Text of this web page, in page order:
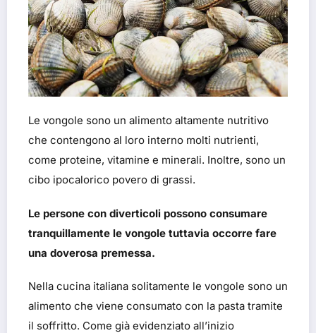
Le vongole sono un alimento altamente nutritivo
che contengono al loro interno molti nutrienti,
come proteine, vitamine e minerali. Inoltre, sono un
cibo ipocalorico povero di grassi.
Le persone con diverticoli possono consumare
tranquillamente le vongole tuttavia occorre fare
una doverosa premessa.
Nella cucina italiana solitamente le vongole sono un
alimento che viene consumato con la pasta tramite
il soffritto. Come già evidenziato all’inizio